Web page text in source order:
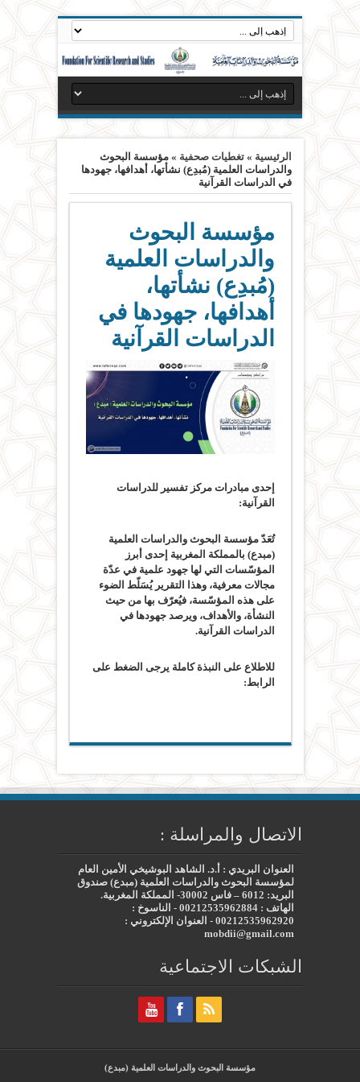
الرئيسية »تغطيات صحفية »مؤسسة البحوث
والدراسات العلمية (مُبدِع) نشأتها، أهدافها، جهودها
في الدراسات القرآنية
مؤسسة البحوث
والدراسات العلمية
(مُبدِع) نشأتها،
أهدافها، جهودها في
الدراسات القرآنية
إحدى مبادرات مركز تفسير للدراسات
القرآنية:
تُعَدّ مؤسسة البحوث والدراسات العلمية
(مبدع) بالمملكة المغربية إحدى أبرز
المؤسّسات التي لها جهود علمية في عدّة
مجالات معرفية، وهذا التقرير يُسَلّط الضوء
على هذه المؤسّسة، فيُعرّف بها من حيث
النشأة، والأهداف، ويرصد جهودها في
الدراسات القرآنية.
للاطلاع على النبذة كاملة يرجى الضغط على
الرابط:
الاتصال والمراسلة :
العنوان البريدي : أ.د. الشاهد البوشيخي الأمين العام
لمؤسسة البحوث والدراسات العلمية (مبدع) صندوق
البريد: 6012 – فاس 30002- المملكة المغربية.
الهاتف : 00212535962884 - الناسوخ :
00212535962920 - العنوان الإلكتروني :
mobdii@gmail.com
الشبكات الاجتماعية
مؤسسة البحوث والدراسات العلمية (مبدع)